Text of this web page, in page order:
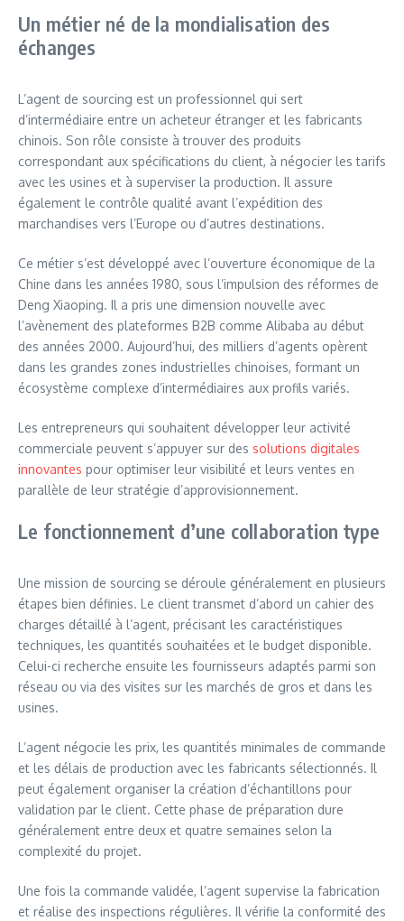
Un métier né de la mondialisation des
échanges
L’agent de sourcing est un professionnel qui sert
d’intermédiaire entre un acheteur étranger et les fabricants
chinois. Son rôle consiste à trouver des produits
correspondant aux spécifications du client, à négocier les tarifs
avec les usines et à superviser la production. Il assure
également le contrôle qualité avant l’expédition des
marchandises vers l’Europe ou d’autres destinations.
Ce métier s’est développé avec l’ouverture économique de la
Chine dans les années 1980, sous l’impulsion des réformes de
Deng Xiaoping. Il a pris une dimension nouvelle avec
l’avènement des plateformes B2B comme Alibaba au début
des années 2000. Aujourd’hui, des milliers d’agents opèrent
dans les grandes zones industrielles chinoises, formant un
écosystème complexe d’intermédiaires aux profils variés.
Les entrepreneurs qui souhaitent développer leur activité
commerciale peuvent s’appuyer sur des solutions digitales
innovantes pour optimiser leur visibilité et leurs ventes en
parallèle de leur stratégie d’approvisionnement.
Le fonctionnement d’une collaboration type
Une mission de sourcing se déroule généralement en plusieurs
étapes bien définies. Le client transmet d’abord un cahier des
charges détaillé à l’agent, précisant les caractéristiques
techniques, les quantités souhaitées et le budget disponible.
Celui-ci recherche ensuite les fournisseurs adaptés parmi son
réseau ou via des visites sur les marchés de gros et dans les
usines.
L’agent négocie les prix, les quantités minimales de commande
et les délais de production avec les fabricants sélectionnés. Il
peut également organiser la création d’échantillons pour
validation par le client. Cette phase de préparation dure
généralement entre deux et quatre semaines selon la
complexité du projet.
Une fois la commande validée, l’agent supervise la fabrication
et réalise des inspections régulières. Il vérifie la conformité des